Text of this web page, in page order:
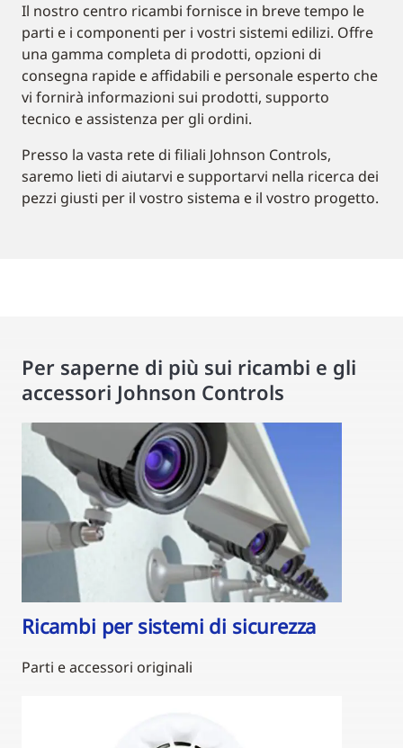
Il nostro centro ricambi fornisce in breve tempo le
parti e i componenti per i vostri sistemi edilizi. Offre
una gamma completa di prodotti, opzioni di
consegna rapide e affidabili e personale esperto che
vi fornirà informazioni sui prodotti, supporto
tecnico e assistenza per gli ordini.
Presso la vasta rete di filiali Johnson Controls,
saremo lieti di aiutarvi e supportarvi nella ricerca dei
pezzi giusti per il vostro sistema e il vostro progetto.
Per saperne di più sui ricambi e gli
accessori Johnson Controls
Ricambi per sistemi di sicurezza
Parti e accessori originali